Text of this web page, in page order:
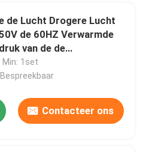
de Lucht Drogere Lucht
de 60HZ Verwarmde
van de de
10bar
Min: 1set
Contacteer ons